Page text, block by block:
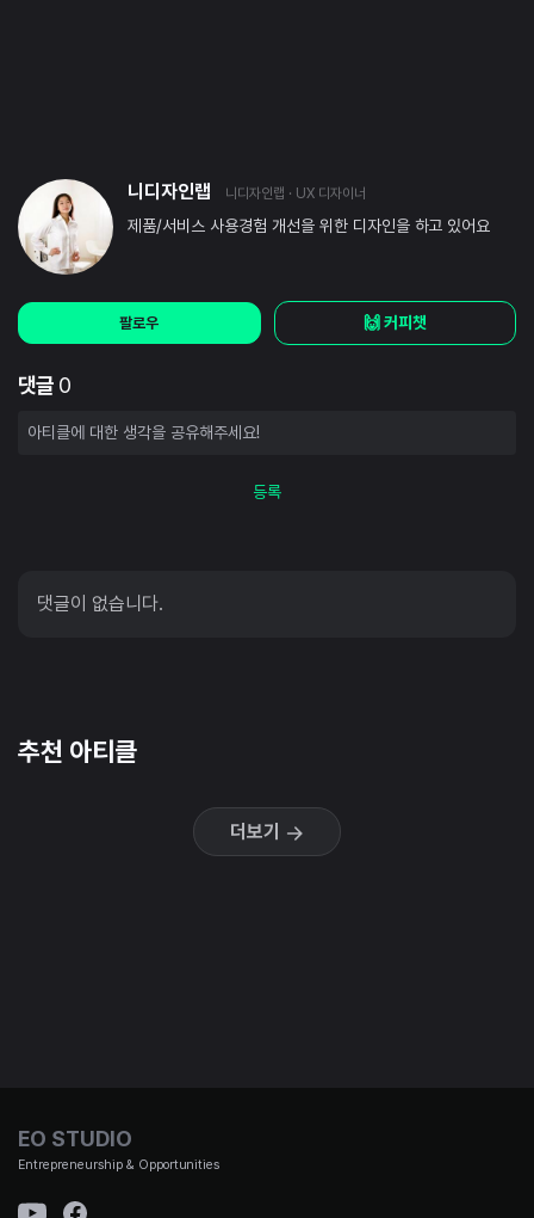
니디자인랩 니디자인랩 · UX 디자이너
제품/서비스 사용경험 개선을 위한 디자인을 하고 있어요
팔로우 🙌 커피챗
댓글 0
등록
댓글이 없습니다.
추천 아티클
더보기
EO STUDIO
Entrepreneurship & Opportunities